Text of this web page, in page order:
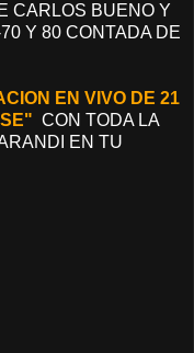
CARLOS BUENO Y
Y 80 CONTADA DE
EN VIVO DE 21
CON TODA LA
EN TU